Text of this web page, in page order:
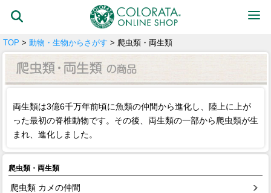
TOP > 動物・生物からさがす > 爬虫類・両生類
両生類は3億6千万年前頃に魚類の仲間から進化し、陸上に上が
った最初の脊椎動物です。その後、両生類の一部から爬虫類が生
まれ、進化しました。
爬虫類・両生類
爬虫類 カメの仲間